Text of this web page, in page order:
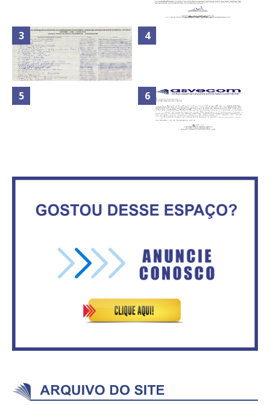
Nota de Repúdio: A violência
praticada contra os jornalistas
Maior São João do Cerrado
consumidores estão
inadimplentes
ASVECOM: Renúncia Ana Neves